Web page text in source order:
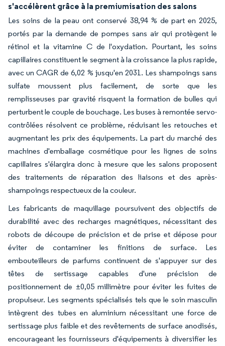
s'accélèrent grâce à la premiumisation des salons
Les soins de la peau ont conservé 38,94 % de part en 2025,
portés par la demande de pompes sans air qui protègent le
rétinol et la vitamine C de l'oxydation. Pourtant, les soins
capillaires constituent le segment à la croissance la plus rapide,
avec un CAGR de 6,02 % jusqu'en 2031. Les shampoings sans
sulfate moussent plus facilement, de sorte que les
remplisseuses par gravité risquent la formation de bulles qui
perturbent le couple de bouchage. Les buses à remontée servo-
contrôlées résolvent ce problème, réduisant les retouches et
augmentant les prix des équipements. La part du marché des
machines d'emballage cosmétique pour les lignes de soins
capillaires s'élargira donc à mesure que les salons proposent
des traitements de réparation des liaisons et des après-
shampoings respectueux de la couleur.
Les fabricants de maquillage poursuivent des objectifs de
durabilité avec des recharges magnétiques, nécessitant des
robots de découpe de précision et de prise et dépose pour
éviter de contaminer les finitions de surface. Les
embouteilleurs de parfums continuent de s'appuyer sur des
têtes de sertissage capables d'une précision de
positionnement de ±0,05 millimètre pour éviter les fuites de
propulseur. Les segments spécialisés tels que le soin masculin
intègrent des tubes en aluminium nécessitant une force de
sertissage plus faible et des revêtements de surface anodisés,
encourageant les fournisseurs d'équipements à diversifier les